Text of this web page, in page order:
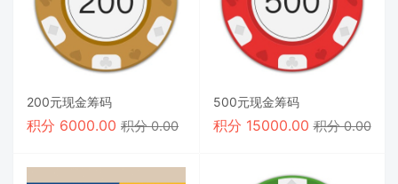
200元现金筹码
积分 6000.00 积分 0.00
500元现金筹码
积分 15000.00积分 0.00